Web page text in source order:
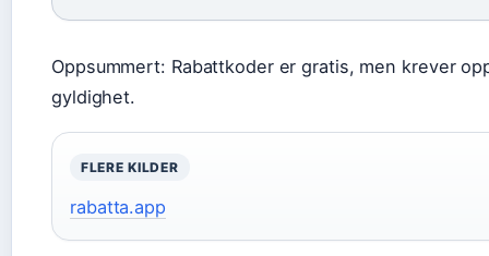
Oppsummert: Rabattkoder er gratis, men krever
gyldighet.
FLERE KILDER
rabatta.app